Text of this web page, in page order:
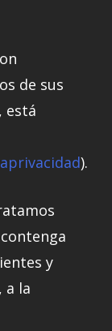
de sus
está
).
y
a la